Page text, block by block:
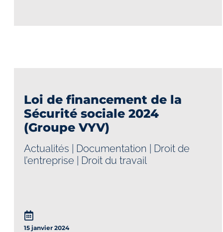
Loi de financement de la
Sécurité sociale 2024
(Groupe VYV)
Actualités Documentation
Droit de
l’entreprise
Droit du travail
15 janvier 2024